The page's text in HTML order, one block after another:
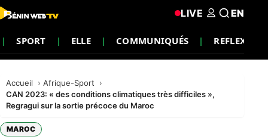
SPORT ELLE COMMUNIQUÉS REFLEXION
LIVE EN
Accueil
Afrique-Sport
CAN 2023: « des conditions climatiques très difficiles »,
Regragui sur la sortie précoce du Maroc
MAROC